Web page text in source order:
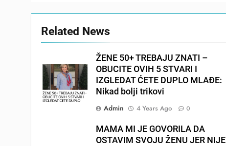
Related News
ŽENE 50+ TREBAJU ZNATI –
OBUCITE OVIH 5 STVARI I
IZGLEDAT ĆETE DUPLO MLAĐE:
Nikad bolji trikovi
Admin
4 Years Ago 0
MAMA MI JE GOVORILA DA
OSTAVIM SVOJU ŽENU JER NIJE